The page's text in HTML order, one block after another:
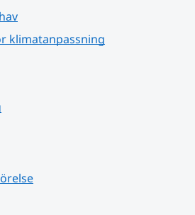
klimatanpassning